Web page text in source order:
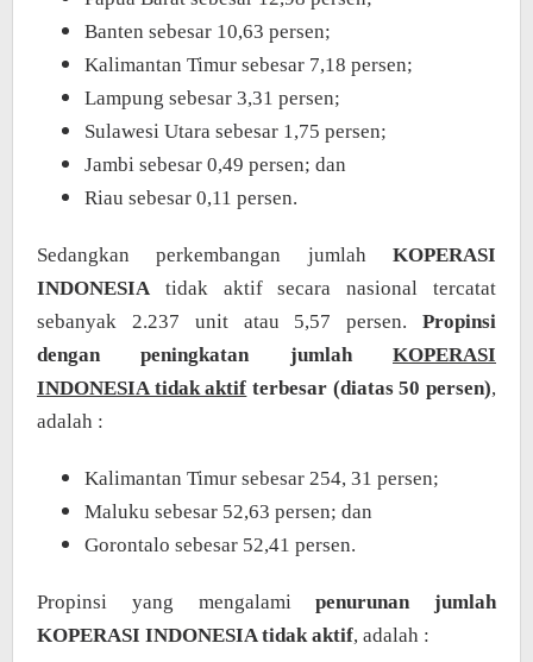
Banten sebesar 10,63 persen;
Kalimantan Timur sebesar 7,18 persen;
Lampung sebesar 3,31 persen;
Sulawesi Utara sebesar 1,75 persen;
Jambi sebesar 0,49 persen; dan
Riau sebesar 0,11 persen.
Sedangkan perkembangan jumlah KOPERASI
INDONESIA tidak aktif secara nasional tercatat
sebanyak 2.237 unit atau 5,57 persen. Propinsi
dengan peningkatan jumlah KOPERASI
INDONESIA tidak aktif terbesar (diatas 50 persen),
adalah :
Kalimantan Timur sebesar 254, 31 persen;
Maluku sebesar 52,63 persen; dan
Gorontalo sebesar 52,41 persen.
Propinsi yang mengalamipenurunan jumlah
KOPERASI INDONESIA tidak aktif, adalah :